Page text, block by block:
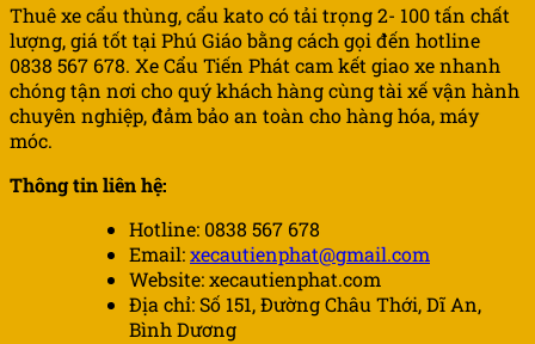
Thuê xe cẩu thùng, cẩu kato có tải trọng 2- 100 tấn chất
lượng, giá tốt tại Phú Giáo bằng cách gọi đến hotline
0838 567 678. Xe Cẩu Tiến Phát cam kết giao xe nhanh
chóng tận nơi cho quý khách hàng cùng tài xế vận hành
chuyên nghiệp, đảm bảo an toàn cho hàng hóa, máy
móc.
Thông tin liên hệ:
Hotline: 0838 567 678
Email:xecautienphat@gmail.com
Website: xecautienphat.com
Địa chỉ: Số 151, Đường Châu Thới, Dĩ An,
Bình Dương